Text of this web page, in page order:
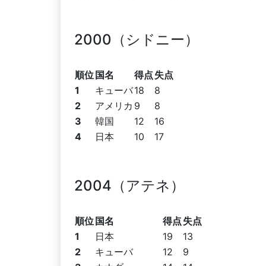
2000（シドニー）
順位 国名 得点 失点
1
キューバ18
8
2
アメリカ 9
8
3
韓国 12
16
4
日本 10 17
2004（アテネ）
順位 国名 得点 失点
1
日本 19
13
2
キューバ 12
9